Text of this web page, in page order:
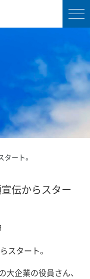
ート。
伝からスター
スタート。
大企業の役員さん、